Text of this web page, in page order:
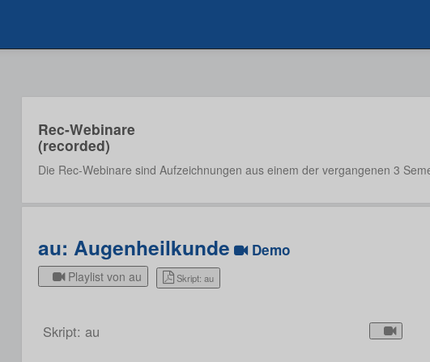
Rec-Webinare
(recorded)
Die Rec-Webinare sind Aufzeichnungen aus einem der vergangenen 3
au: Augenheilkunde Demo
Playlist von au Skript: au
Skript: au